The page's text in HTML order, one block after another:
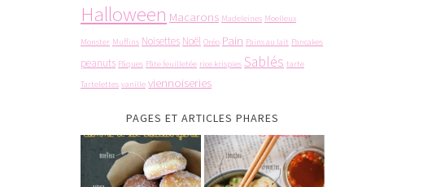
Halloween Macarons Madeleines Moelleux
Monster Muffins Noisettes Noël Oréo Pain Pains au lait Pancakes
peanuts Pâques Pâte feuilletée rice krispies Sablés tarte
Tartelettes vanille viennoiseries
PAGES ET ARTICLES PHARES